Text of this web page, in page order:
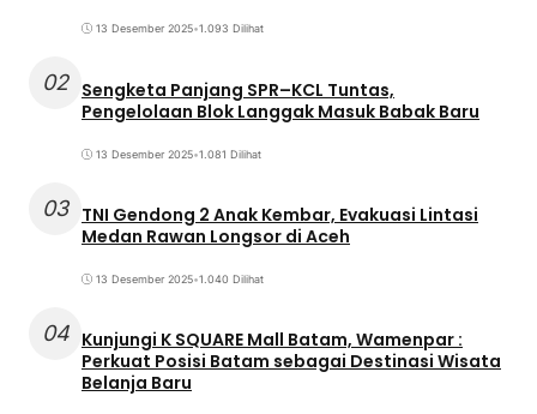
13 Desember 2025•1.093 Dilihat
02 Sengketa Panjang SPR–KCL Tuntas,
Pengelolaan Blok Langgak Masuk Babak Baru
13 Desember 2025•1.081 Dilihat
03 TNI Gendong 2 Anak Kembar, Evakuasi Lintasi
Medan Rawan Longsor di Aceh
13 Desember 2025•1.040 Dilihat
04 Kunjungi K SQUARE Mall Batam, Wamenpar :
Perkuat Posisi Batam sebagai Destinasi Wisata
Belanja Baru